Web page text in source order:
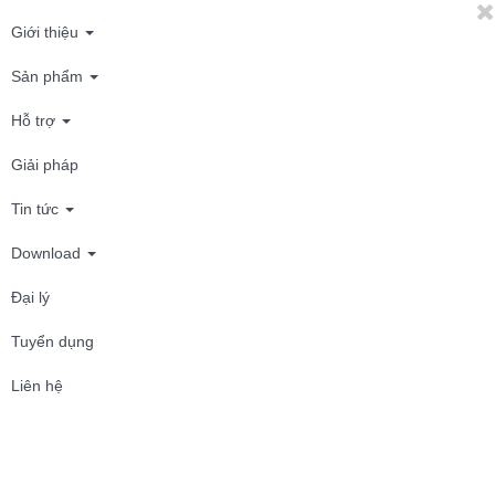
Giới thiệu
Sản phẩm
Hỗ trợ
Giải pháp
Tin tức
Download
Đại lý
Tuyển dụng
Liên hệ